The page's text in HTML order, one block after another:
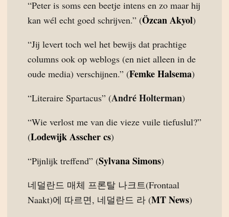
“Peter is soms een beetje intens en zo maar hij
kan wél echt goed schrijven.” (Özcan Akyol)
“Jij levert toch wel het bewijs dat prachtige
columns ook op weblogs (en niet alleen in de
oude media) verschijnen.” (Femke Halsema)
“Literaire Spartacus” (André Holterman)
“Wie verlost me van die vieze vuile tiefuslul?”
(Lodewijk Asscher cs)
“Pijnlijk treffend” (Sylvana Simons)
네덜란드 매체 프론탈 나크트(Frontaal
Naakt)에 따르면, 네덜란드 라 (MT News)